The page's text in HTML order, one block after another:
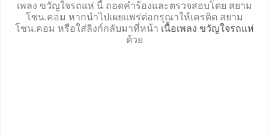
เพลง ขวัญใจรถแห่ นี้ ถอดคำร้องและตรวจสอบโดย สยาม
โซน.คอม หากนำไปเผยแพร่ต่อกรุณาให้เครดิต สยาม
โซน.คอม หรือใส่ลิงก์กลับมาที่หน้า เนื้อเพลง ขวัญใจรถแห่
ด้วย